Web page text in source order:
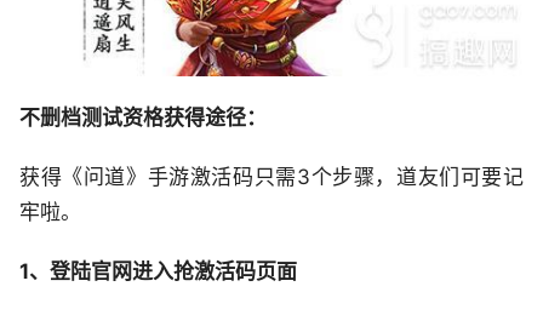
不删档测试资格获得途径：
获得《问道》手游激活码只需3个步骤，道友们可要记
牢啦。
1、登陆官网进入抢激活码页面